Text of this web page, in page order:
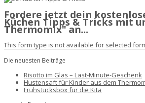
Fordere jetzt dein
Küchen Tipps & Tricks mit
Thermomix" an...
This form type is not available for selected
Die neuesten Beiträge
Risotto im Glas – Last-Minute-Geschenk
Hustensaft für Kinder aus dem
Frühstücksbox für die Kita